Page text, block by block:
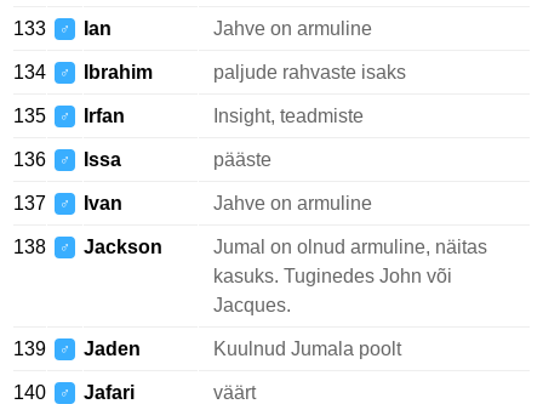
133 ♂ Ian Jahve on armuline
134 ♂ Ibrahim paljude rahvaste isaks
135 ♂ Irfan Insight, teadmiste
136 ♂ Issa pääste
137 ♂ Ivan Jahve on armuline
138 ♂ Jackson
Jumal on olnud armuline, näitas
kasuks. Tuginedes John või
Jacques.
139 ♂ Jaden Kuulnud Jumala poolt
140 ♂ Jafari väärt